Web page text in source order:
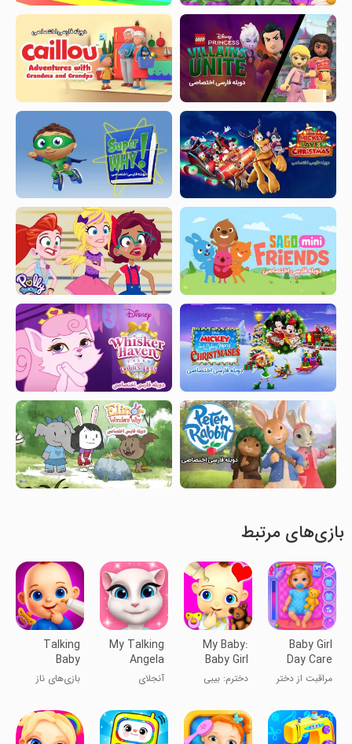
بازی‌های مرتبط
Baby Girl
Day Care
مراقبت از دختر
My Baby:
Baby Girl
Babsy
دخترم: بیبی
My Talking
Angela
آنجلای
Talking
Baby
Games
with Babsy
بازی‌های ناز
بابسی